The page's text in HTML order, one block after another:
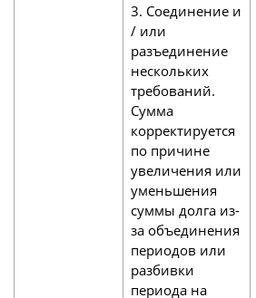
3. Соединение и
/ или
разъединение
нескольких
требований.
Сумма
корректируется
по причине
увеличения или
уменьшения
суммы долга из-
за объединения
периодов или
разбивки
периода на